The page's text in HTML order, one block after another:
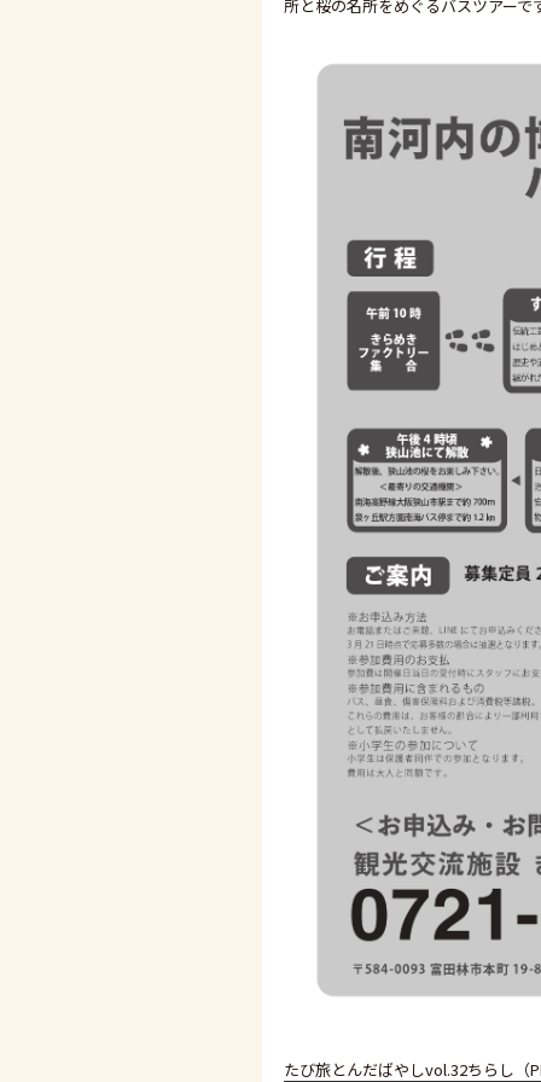
所と桜の名所をめぐるバスツアーで
たび旅とんだばやしvol.32ちらし（